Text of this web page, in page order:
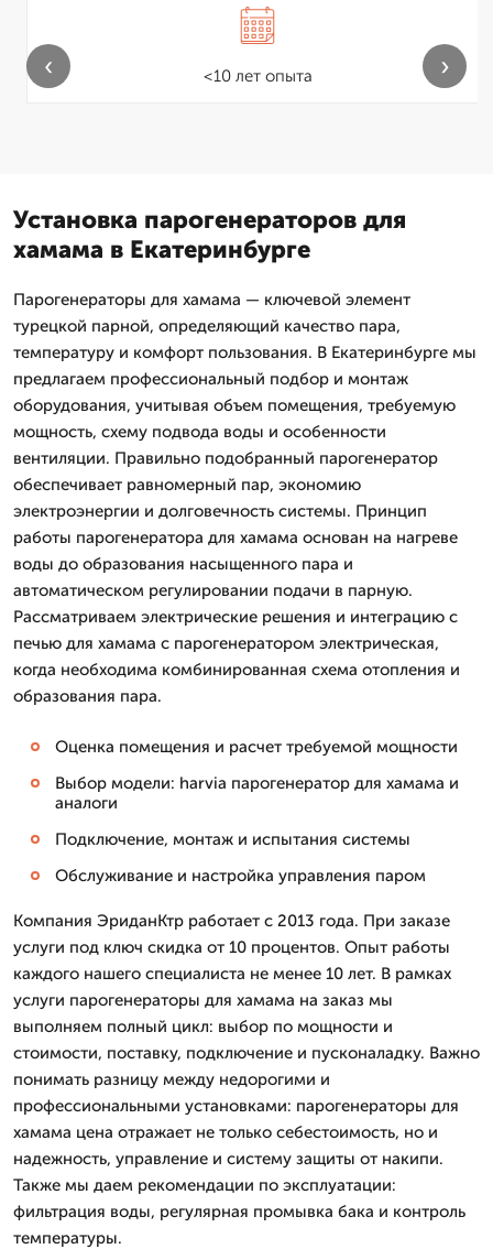
<10 лет опыта
‹ ›
Установка парогенераторов для
хамама в Екатеринбурге
Парогенераторы для хамама — ключевой элемент
турецкой парной, определяющий качество пара,
температуру и комфорт пользования. В Екатеринбурге мы
предлагаем профессиональный подбор и монтаж
оборудования, учитывая объем помещения, требуемую
мощность, схему подвода воды и особенности
вентиляции. Правильно подобранный парогенератор
обеспечивает равномерный пар, экономию
электроэнергии и долговечность системы. Принцип
работы парогенератора для хамама основан на нагреве
воды до образования насыщенного пара и
автоматическом регулировании подачи в парную.
Рассматриваем электрические решения и интеграцию с
печью для хамама с парогенератором электрическая,
когда необходима комбинированная схема отопления и
образования пара.
Оценка помещения и расчет требуемой мощности
Выбор модели: harvia парогенератор для хамама и
аналоги
Подключение, монтаж и испытания системы
Обслуживание и настройка управления паром
Компания ЭриданКтр работает с 2013 года. При заказе
услуги под ключ скидка от 10 процентов. Опыт работы
каждого нашего специалиста не менее 10 лет. В рамках
услуги парогенераторы для хамама на заказ мы
выполняем полный цикл: выбор по мощности и
стоимости, поставку, подключение и пусконаладку. Важно
понимать разницу между недорогими и
профессиональными установками: парогенераторы для
хамама цена отражает не только себестоимость, но и
надежность, управление и систему защиты от накипи.
Также мы даем рекомендации по эксплуатации:
фильтрация воды, регулярная промывка бака и контроль
температуры.